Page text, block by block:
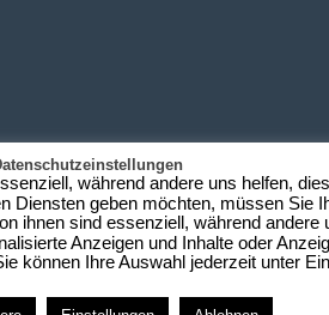
während andere uns helfen,
Diensten geben möchten, müssen Sie
ihnen sind essenziell, während
Anzeigen und Inhalte oder
können Ihre Auswahl jederzeit unter